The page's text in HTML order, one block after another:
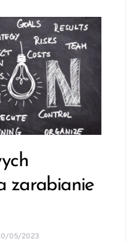
zarabianie
05/2023